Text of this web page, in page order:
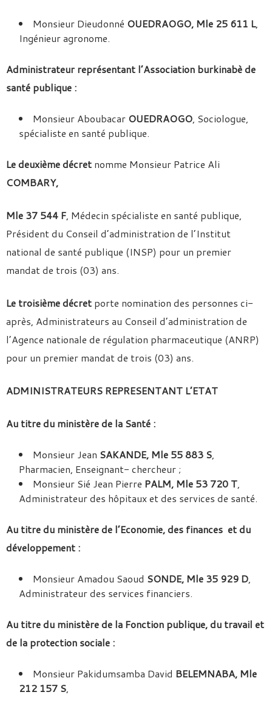
Monsieur Dieudonné OUEDRAOGO, Mle 25 611 L,
Ingénieur agronome.
Administrateur représentant l’Association burkinabè de
santé publique :
Monsieur Aboubacar OUEDRAOGO, Sociologue,
spécialiste en santé publique.
Le deuxième décret nomme Monsieur Patrice Ali
COMBARY,
Mle 37 544 F, Médecin spécialiste en santé publique,
Président du Conseil d’administration de l’Institut
national de santé publique (INSP) pour un premier
mandat de trois (03) ans.
Le troisième décret porte nomination des personnes ci-
après, Administrateurs au Conseil d’administration de
l’Agence nationale de régulation pharmaceutique (ANRP)
pour un premier mandat de trois (03) ans.
ADMINISTRATEURS REPRESENTANT L’ETAT
Au titre du ministère de la Santé :
Monsieur Jean SAKANDE, Mle 55 883 S,
Pharmacien, Enseignant- chercheur ;
Monsieur Sié Jean Pierre PALM, Mle 53 720 T,
Administrateur des hôpitaux et des services de santé.
Au titre du ministère de l’Economie, des finances et du
développement :
Monsieur Amadou Saoud SONDE, Mle 35 929 D,
Administrateur des services financiers.
Au titre du ministère de la Fonction publique, du travail et
de la protection sociale :
Monsieur Pakidumsamba David BELEMNABA, Mle
212 157 S,